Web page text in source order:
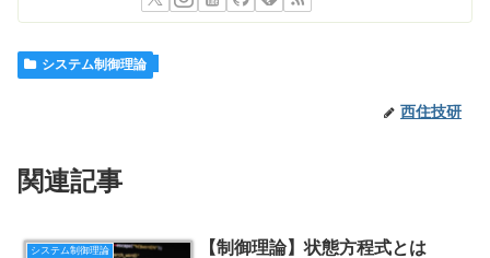
システム制御理論
西住技研
関連記事
システム制御理論 【制御理論】状態方程式とは